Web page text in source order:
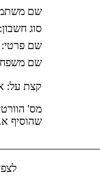
שם
סוג חשבון:
שם פרטי:
שם
קצת על:
מס'
שהוסיף